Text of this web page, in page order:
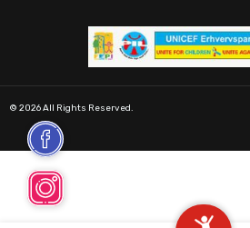
© 2026 All Rights Reserved.